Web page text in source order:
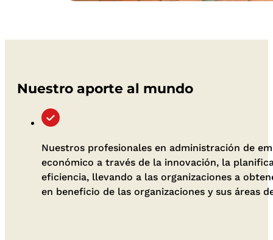
Nuestro aporte al mundo
Nuestros profesionales en administración de
económico a través de la innovación, la
eficiencia, llevando a las organizaciones a
en beneficio de las organizaciones y sus áreas